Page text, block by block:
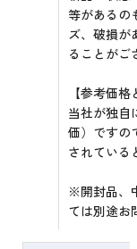
等があるの
ズ、破損が
ることがご
【参考価格
当社が独自
価）ですの
されている
※開封品、
ては別途お